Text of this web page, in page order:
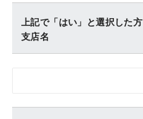
上記で「はい」と選択した方
支店名